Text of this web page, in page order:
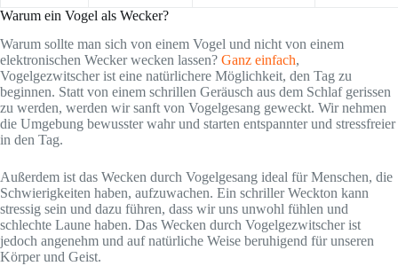
Warum ein Vogel als Wecker?
Warum sollte man sich von einem Vogel und nicht von einem
elektronischen Wecker wecken lassen? Ganz einfach,
Vogelgezwitscher ist eine natürlichere Möglichkeit, den Tag zu
beginnen. Statt von einem schrillen Geräusch aus dem Schlaf gerissen
zu werden, werden wir sanft von Vogelgesang geweckt. Wir nehmen
die Umgebung bewusster wahr und starten entspannter und stressfreier
in den Tag.
Außerdem ist das Wecken durch Vogelgesang ideal für Menschen, die
Schwierigkeiten haben, aufzuwachen. Ein schriller Weckton kann
stressig sein und dazu führen, dass wir uns unwohl fühlen und
schlechte Laune haben. Das Wecken durch Vogelgezwitscher ist
jedoch angenehm und auf natürliche Weise beruhigend für unseren
Körper und Geist.